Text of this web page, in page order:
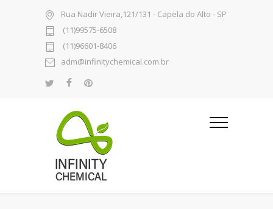
Rua Nadir Vieira,121/131 - Capela do Alto - SP
(11)99575-6508
(11)96601-8406
adm@infinitychemical.com.br